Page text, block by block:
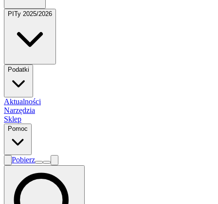
PITy 2025/2026
Podatki
Aktualności
Narzędzia
Sklep
Pomoc
Pobierz